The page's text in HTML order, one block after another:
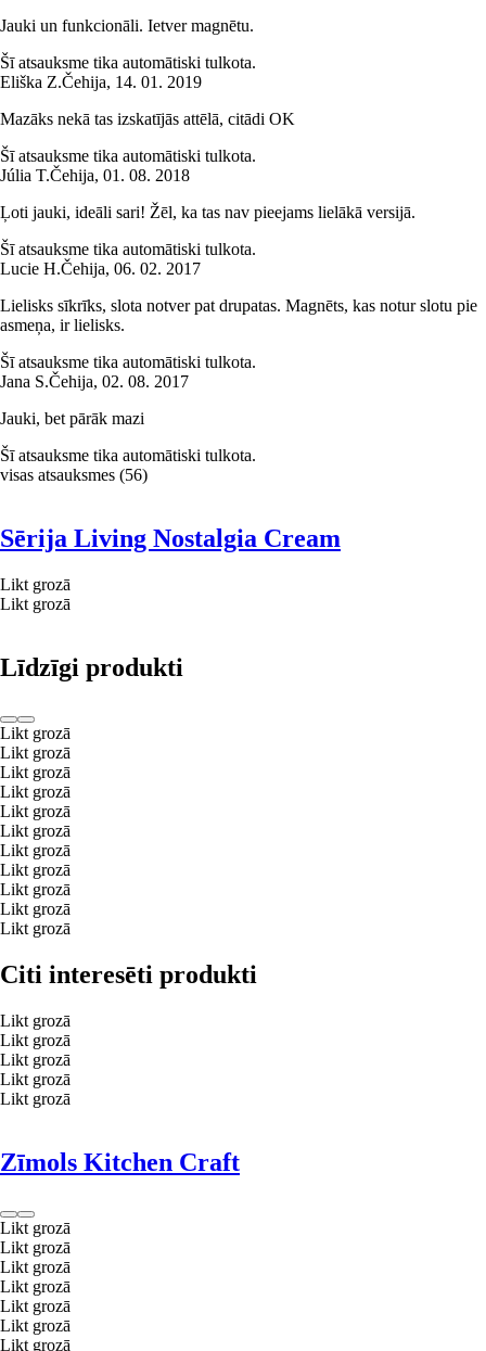
Jauki un funkcionāli. Ietver magnētu.
Šī atsauksme tika automātiski tulkota.
Eliška Z.Čehija, 14. 01. 2019
Mazāks nekā tas izskatījās attēlā, citādi OK
Šī atsauksme tika automātiski tulkota.
Júlia T.Čehija, 01. 08. 2018
Ļoti jauki, ideāli sari! Žēl, ka tas nav pieejams lielākā versijā.
Šī atsauksme tika automātiski tulkota.
Lucie H.Čehija, 06. 02. 2017
Lielisks sīkrīks, slota notver pat drupatas. Magnēts, kas notur slotu pie
asmeņa, ir lielisks.
Šī atsauksme tika automātiski tulkota.
Jana S.Čehija, 02. 08. 2017
Jauki, bet pārāk mazi
Šī atsauksme tika automātiski tulkota.
visas atsauksmes (56)
Sērija Living Nostalgia Cream
Likt grozā
Likt grozā
Līdzīgi produkti
Likt grozā
Likt grozā
Likt grozā
Likt grozā
Likt grozā
Likt grozā
Likt grozā
Likt grozā
Likt grozā
Likt grozā
Likt grozā
Citi interesēti produkti
Likt grozā
Likt grozā
Likt grozā
Likt grozā
Likt grozā
Zīmols Kitchen Craft
Likt grozā
Likt grozā
Likt grozā
Likt grozā
Likt grozā
Likt grozā
Likt grozā